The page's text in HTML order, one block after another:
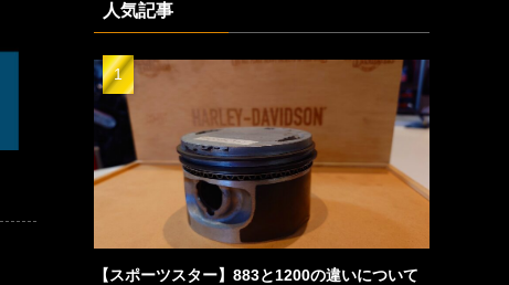
人気記事
【スポーツスター】883と1200の違いについて